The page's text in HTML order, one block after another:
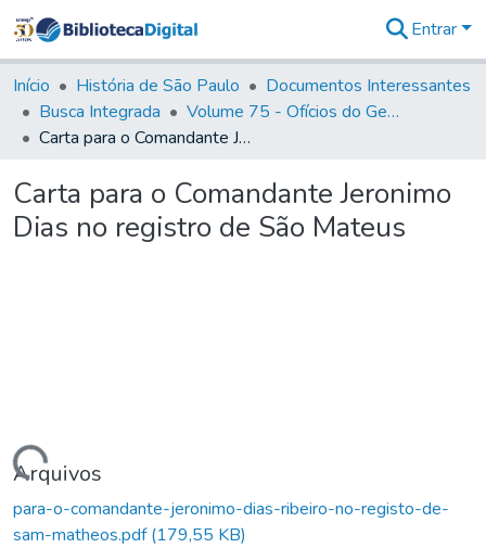
&
Coleções
Tudo na
Biblioteca
Estatísticas
Entrar
Início História de São Paulo
Documentos Interessantes
Busca Integrada
Volume 75 - Ofícios do General Martim Lopes Lobo de Saldanha (Governador da Capitania): 1776-1777
Carta para o Comandante Jeronimo Dias no registro de São Mateus
Carta para o Comandante Jeronimo
Dias no registro de São Mateus
Carregando...
Arquivos
para-o-comandante-jeronimo-dias-ribeiro-no-registo-de-
sam-matheos.pdf(179,55 KB)